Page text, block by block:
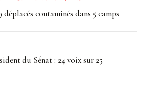
déplacés contaminés dans 5 camps
du Sénat : 24 voix sur 25